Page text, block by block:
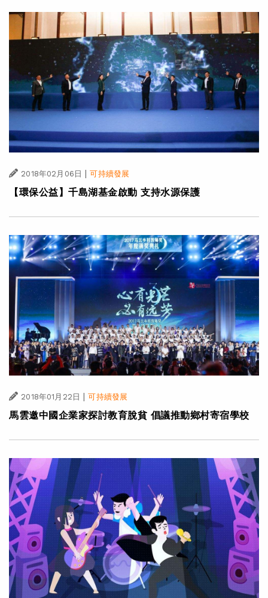
2018年02月06日 | 可持續發展
【環保公益】千島湖基金啟動 支持水源保護
2018年01月22日 可持續發展
馬雲邀中國企業家探討教育脫貧 倡議推動鄉村寄宿學校